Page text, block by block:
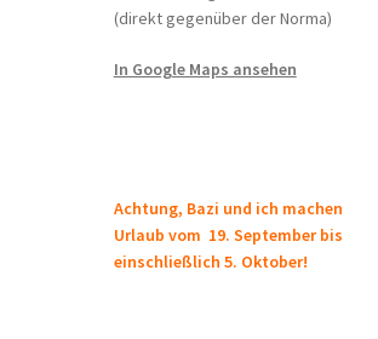
(direkt gegenüber der Norma)
In Google Maps ansehen
Achtung, Bazi und ich machen
Urlaub vom 19. September bis
einschließlich 5. Oktober!